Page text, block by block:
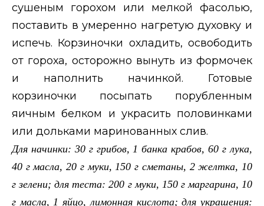
сушеным горохом или мелкой фасолью,
поставить в умеренно нагретую духовку и
испечь. Корзиночки охладить, освободить
от гороха, осторожно вынуть из формочек
и наполнить начинкой. Готовые
корзиночки посыпать порубленным
яичным белком и украсить половинками
или дольками маринованных слив.
Для начинки: 30 г грибов, 1 банка крабов, 60 г лука,
40 г масла, 20 г муки, 150 г сметаны, 2 желтка, 10
г зелени; для теста: 200 г муки, 150 г маргарина, 10
г масла, 1 яйцо, лимонная кислота; для украшения: